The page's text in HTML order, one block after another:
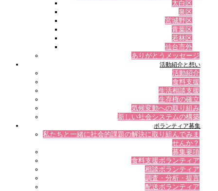
太白区
泉区
宮城野区
青葉区
若林区
仙台市外
ありがとうメッセージ
活動紹介と想い
活動紹介
食料支援
生活相談支援
生存権の確立
気候変動への取り組み
新しい社会システムの構築
ボランティア募集
私たちと一緒に社会的課題の解決に取り組んでみま
せんか？
募集要項
食料支援ボランティア
相談ボランティア
調査・分析・提言
配送ボランティア